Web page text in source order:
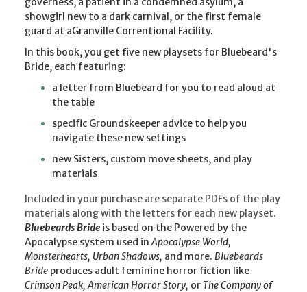
showgirl new to a dark carnival, or the first female
guard at aGranville Correntional Facility.
In this book, you get five new playsets for Bluebeard's
Bride, each featuring:
a letter from Bluebeard for you to read aloud at
the table
specific Groundskeeper advice to help you
navigate these new settings
new Sisters, custom move sheets, and play
materials
Included in your purchase are separate PDFs of the play
materials along with the letters for each new playset.
Bluebeards Bride is based on the Powered by the
Apocalypse system used inApocalypse World,
Monsterhearts, Urban Shadows, and more. Bluebeards
Bride produces adult feminine horror fiction like
Crimson Peak, American Horror Story, or The Company of